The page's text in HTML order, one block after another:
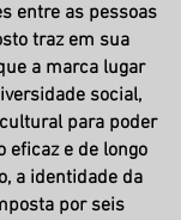
entre as pessoas
traz em sua
a marca lugar
social,
para poder
eficaz e de longo
a identidade da
por seis